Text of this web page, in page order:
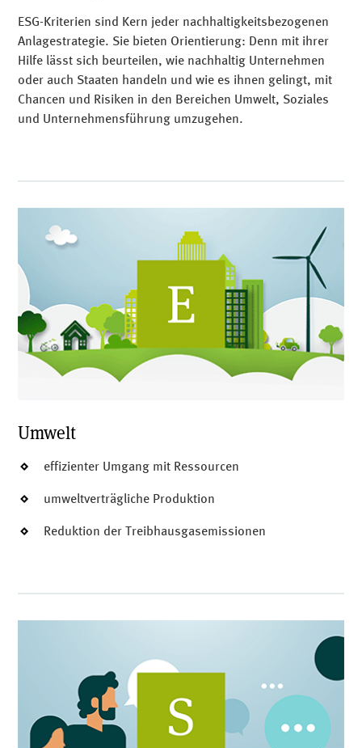
ESG-Kriterien sind Kern jeder nachhaltigkeitsbezogenen
Anlagestrategie. Sie bieten Orientierung: Denn mit ihrer
Hilfe lässt sich beurteilen, wie nachhaltig Unternehmen
oder auch Staaten handeln und wie es ihnen gelingt, mit
Chancen und Risiken in den Bereichen Umwelt, Soziales
und Unternehmensführung umzugehen.
Umwelt
effizienter Umgang mit Ressourcen
umweltverträgliche Produktion
Reduktion der Treibhausgasemissionen